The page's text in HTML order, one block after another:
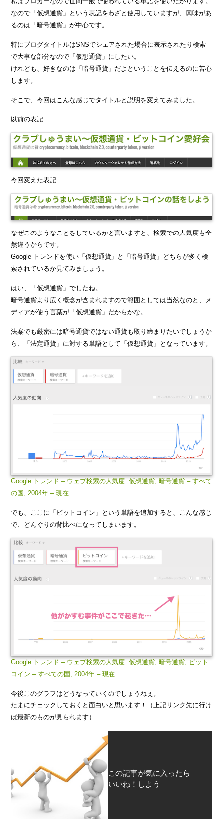
なので「仮想通貨」という表記をわざと使用していますが、興味があ
るのは「暗号通貨」が中心です。
特にブログタイトルはSNSでシェアされた場合に表示されたり検索
で大事な部分なので「仮想通貨」にしたい。
けれども、好きなのは「暗号通貨」だよということを伝えるのに苦心
します。
そこで、今回はこんな感じでタイトルと説明を変えてみました。
以前の表記
今回変えた表記
なぜこのようなことをしているかと言いますと、検索での人気度も全
然違うからです。
Google トレンドを使い「仮想通貨」と「暗号通貨」どちらが多く検
索されているか見てみましょう。
はい、「仮想通貨」でしたね。
暗号通貨より広く概念が含まれますので範囲としては当然なのと、メ
ディアが使う言葉が「仮想通貨」だからかな。
法案でも厳密には暗号通貨ではない通貨も取り締まりたいでしょうか
ら、「法定通貨」に対する単語として「仮想通貨」となっています。
Google トレンド – ウェブ検索の人気度: 仮想通貨, 暗号通貨 – すべて
の国, 2004年 – 現在
でも、ここに「ビットコイン」という単語を追加すると、こんな感じ
で、どんぐりの背比べになってしまいます。
Google トレンド – ウェブ検索の人気度: 仮想通貨, 暗号通貨, ビット
コイン – すべての国, 2004年 – 現在
今後このグラフはどうなっていくのでしょうねぇ。
たまにチェックしておくと面白いと思います！（上記リンク先に行け
ば最新のものが見られます）
この記事が気に入ったら
いいね！しよう